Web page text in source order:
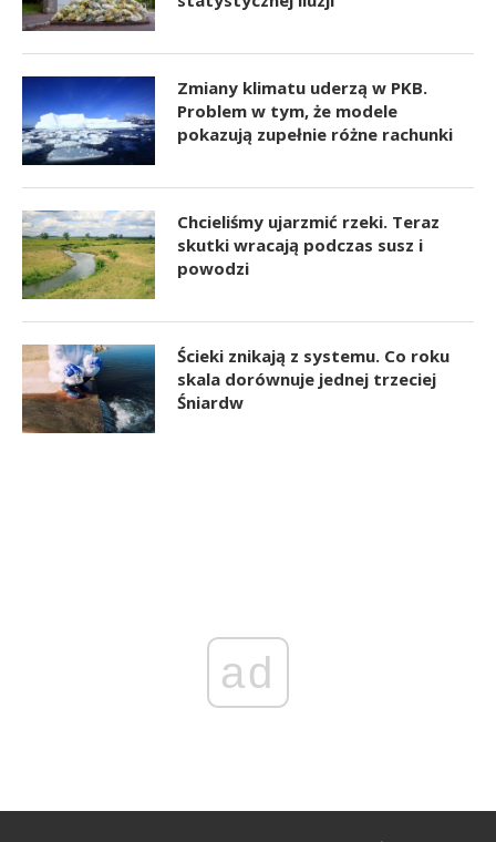
Zmiany klimatu uderzą w PKB.
Problem w tym, że modele
pokazują zupełnie różne rachunki
Chcieliśmy ujarzmić rzeki. Teraz
skutki wracają podczas susz i
powodzi
Ścieki znikają z systemu. Co roku
skala dorównuje jednej trzeciej
Śniardw
ad